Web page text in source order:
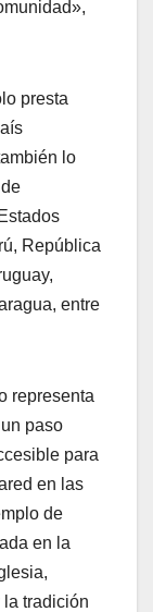
presta
lo
República
entre
representa
paso
para
en las
de
en la
tradición